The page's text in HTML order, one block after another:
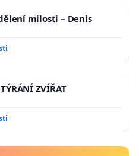
milosti – Denis
ZVÍŘAT